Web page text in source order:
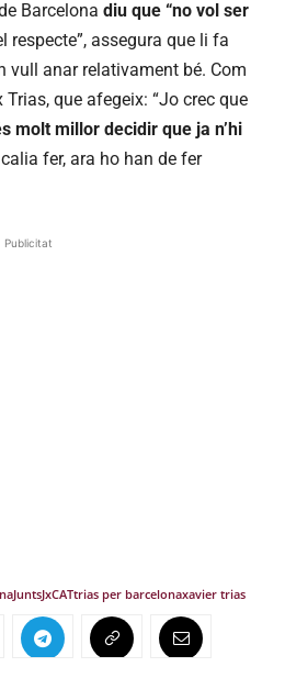
Barcelona diu que “no vol ser
respecte”, assegura que li fa
vull anar relativament bé. Com
que afegeix: “Jo crec que
molt millor decidir que ja n’hi
fer, ara ho han de fer
Publicitat
JuntsJxCATtrias per barcelonaxavier trias